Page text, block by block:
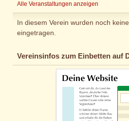
Alle Veranstaltungen anzeigen
In diesem Verein wurden noch
eingetragen.
Vereinsinfos zum Einbetten auf